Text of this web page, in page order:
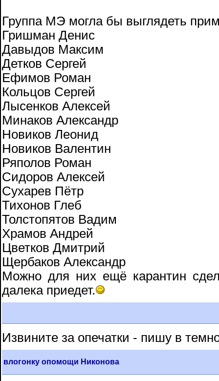
Группа МЭ могла бы выглядеть
Гришман Денис
Давыдов Максим
Детков Сергей
Ефимов Роман
Кольцов Сергей
Лысенков Алексей
Минаков Александр
Новиков Леонид
Новиков Валентин
Ряполов Роман
Сидоров Алексей
Сухарев Пётр
Тихонов Глеб
Толстопятов Вадим
Храмов Андрей
Цветков Дмитрий
Щербаков Александр
Можно для них ещё карантин
далека приедет.
Извините за опечатки - пишу в
влогонку опомощи Никонова